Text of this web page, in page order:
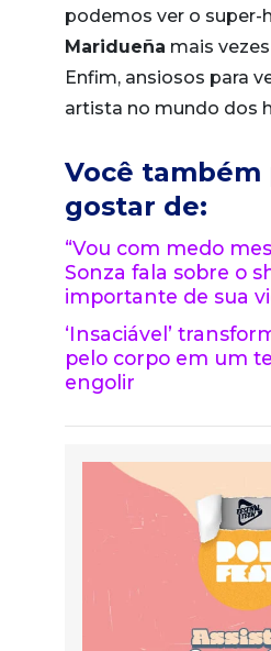
podemos ver o super-
Maridueña mais
Enfim, ansiosos para
artista no mundo dos
Você também
gostar de:
“Vou com medo
Sonza fala sobre o
importante de sua
‘Insaciável’
pelo corpo em um
engolir